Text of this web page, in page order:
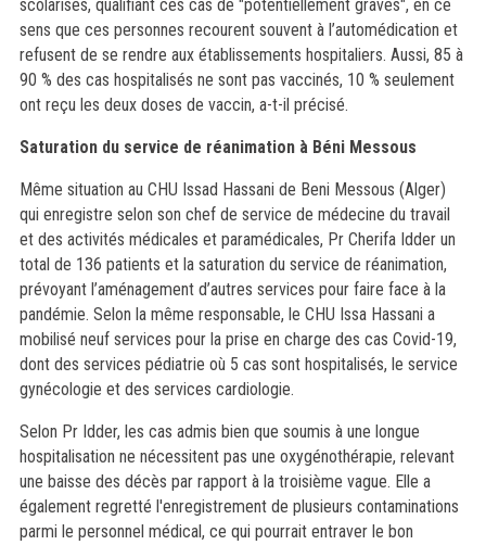
scolarisés, qualifiant ces cas de "potentiellement graves", en ce
sens que ces personnes recourent souvent à l’automédication et
refusent de se rendre aux établissements hospitaliers. Aussi, 85 à
90 % des cas hospitalisés ne sont pas vaccinés, 10 % seulement
ont reçu les deux doses de vaccin, a-t-il précisé.
Saturation du service de réanimation à Béni Messous
Même situation au CHU Issad Hassani de Beni Messous (Alger)
qui enregistre selon son chef de service de médecine du travail
et des activités médicales et paramédicales, Pr Cherifa Idder un
total de 136 patients et la saturation du service de réanimation,
prévoyant l’aménagement d’autres services pour faire face à la
pandémie. Selon la même responsable, le CHU Issa Hassani a
mobilisé neuf services pour la prise en charge des cas Covid-19,
dont des services pédiatrie où 5 cas sont hospitalisés, le service
gynécologie et des services cardiologie.
Selon Pr Idder, les cas admis bien que soumis à une longue
hospitalisation ne nécessitent pas une oxygénothérapie, relevant
une baisse des décès par rapport à la troisième vague. Elle a
également regretté l'enregistrement de plusieurs contaminations
parmi le personnel médical, ce qui pourrait entraver le bon